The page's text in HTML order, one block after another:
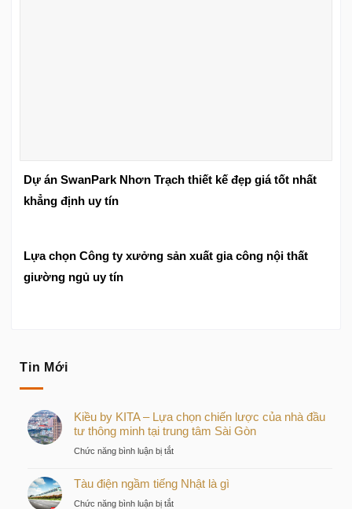
Dự án SwanPark Nhơn Trạch thiết kế đẹp giá tốt nhất
khẳng định uy tín
Lựa chọn Công ty xưởng sản xuất gia công nội thất
giường ngủ uy tín
Tin Mới
Kiều by KITA – Lựa chọn chiến lược của nhà đầu
tư thông minh tại trung tâm Sài Gòn
Chức năng bình luận bị tắtở
by
Tàu điện ngầm tiếng Nhật là gì
Chức năng bình luận bị tắtở